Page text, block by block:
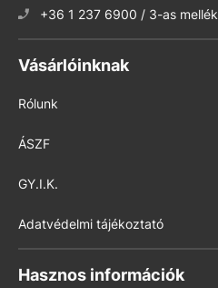
+36 1 237 6900 / 3-as mellék
Vásárlóinknak
Rólunk
ÁSZF
GY.I.K.
Adatvédelmi tájékoztató
Hasznos információk